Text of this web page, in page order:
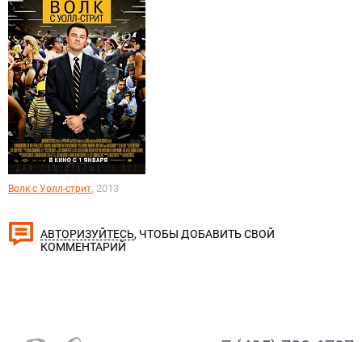
Волк с Уолл-стрит, 2013
АВТОРИЗУЙТЕСЬ, ЧТОБЫ ДОБАВИТЬ СВОЙ
КОММЕНТАРИЙ